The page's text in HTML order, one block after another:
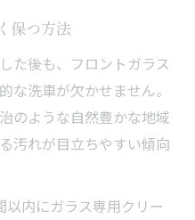
保つ方法
た後も、フロントガラス
な洗車が欠かせません。
のような自然豊かな地域
汚れが目立ちやすい傾向
内にガラス専用クリー